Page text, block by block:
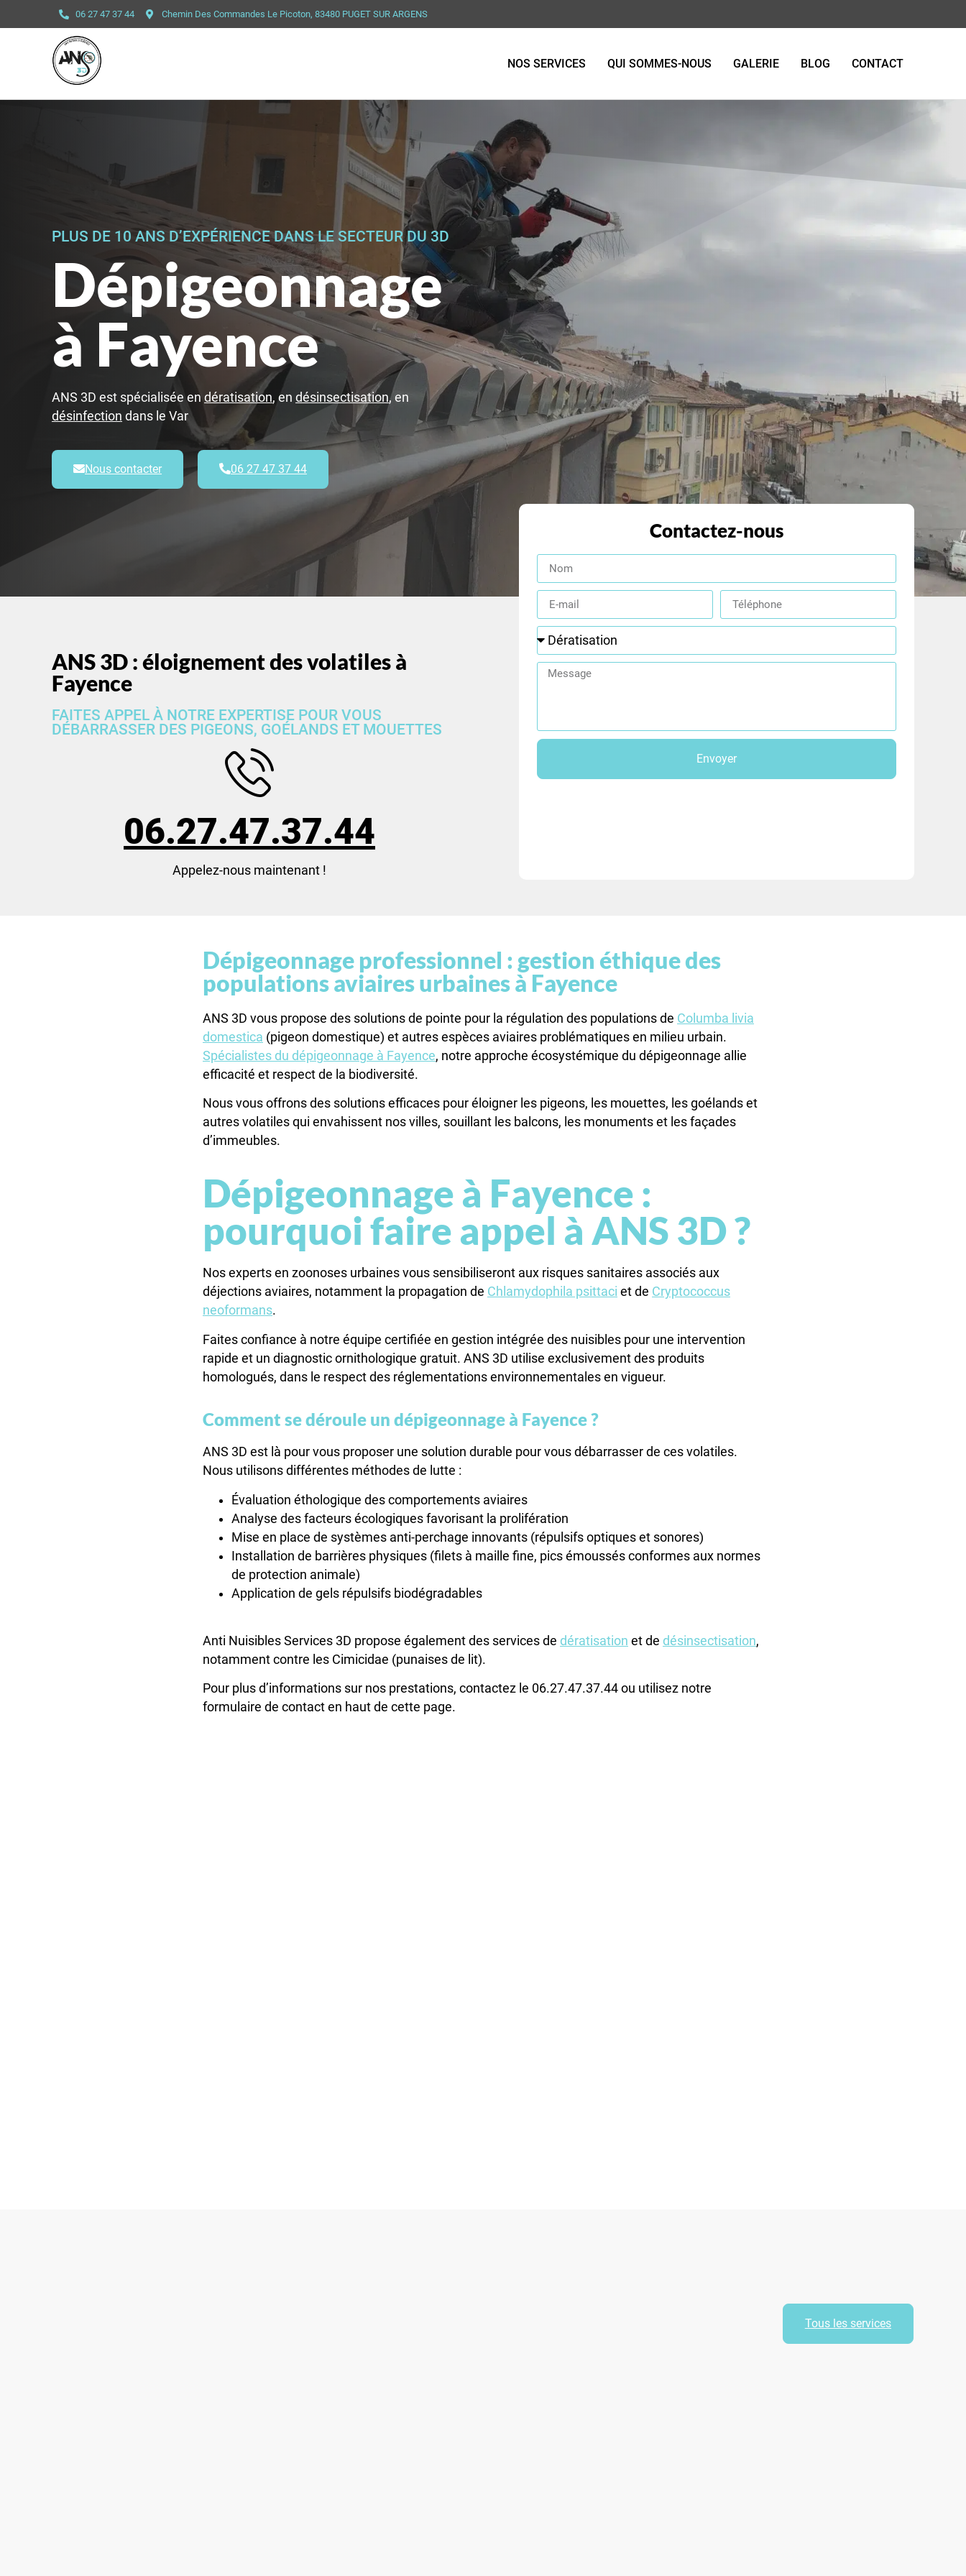
06 27 47 37 44 Chemin Des Commandes Le Picoton, 83480 PUGET SUR ARGENS
NOS SERVICES QUI SOMMES-NOUS GALERIE BLOG CONTACT
PLUS DE 10 ANS D’EXPÉRIENCE DANS LE SECTEUR DU 3D
Dépigeonnage
à Fayence
ANS 3D est spécialisée endératisation, en désinsectisation, en
désinfection dans le Var
Nous contacter 06 27 47 37 44
ANS 3D : éloignement des volatiles à
Fayence
FAITES APPEL À NOTRE EXPERTISE POUR VOUS
DÉBARRASSER DES PIGEONS, GOÉLANDS ET MOUETTES
06.27.47.37.44
Appelez-nous maintenant !
Contactez-nous
Envoyer
Dépigeonnage professionnel : gestion éthique des
populations aviaires urbaines à Fayence
ANS 3D vous propose des solutions de pointe pour la régulation des populations de Columba livia
domestica (pigeon domestique) et autres espèces aviaires problématiques en milieu urbain.
Spécialistes du dépigeonnage à Fayence, notre approche écosystémique du dépigeonnage allie
efficacité et respect de la biodiversité.
Nous vous offrons des solutions efficaces pour éloigner les pigeons, les mouettes, les goélands et
autres volatiles qui envahissent nos villes, souillant les balcons, les monuments et les façades
d’immeubles.
Dépigeonnage à Fayence :
pourquoi faire appel à ANS 3D ?
Nos experts en zoonoses urbaines vous sensibiliseront aux risques sanitaires associés aux
déjections aviaires, notamment la propagation de Chlamydophila psittaci et de Cryptococcus
neoformans.
Faites confiance à notre équipe certifiée en gestion intégrée des nuisibles pour une intervention
rapide et un diagnostic ornithologique gratuit. ANS 3D utilise exclusivement des produits
homologués, dans le respect des réglementations environnementales en vigueur.
Comment se déroule un dépigeonnage à Fayence ?
ANS 3D est là pour vous proposer une solution durable pour vous débarrasser de ces volatiles.
Nous utilisons différentes méthodes de lutte :
Évaluation éthologique des comportements aviaires
Analyse des facteurs écologiques favorisant la prolifération
Mise en place de systèmes anti-perchage innovants (répulsifs optiques et sonores)
Installation de barrières physiques (filets à maille fine, pics émoussés conformes aux normes
de protection animale)
Application de gels répulsifs biodégradables
Anti Nuisibles Services 3D propose également des services de dératisation et de désinsectisation,
notamment contre les Cimicidae (punaises de lit).
Pour plus d’informations sur nos prestations, contactez le 06.27.47.37.44 ou utilisez notre
formulaire de contact en haut de cette page.
Tous les services